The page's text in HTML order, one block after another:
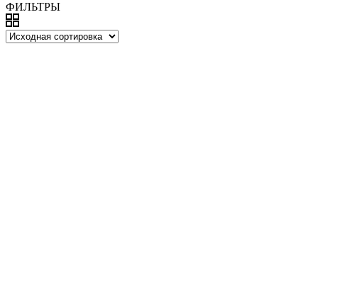
ФИЛЬТРЫ